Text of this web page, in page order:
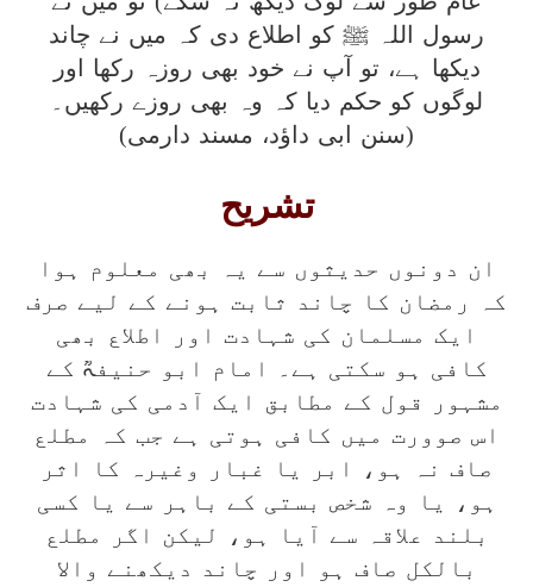
رسول اللہ ﷺ کو اطلاع دی کہ میں نے چاند
دیکھا ہے، تو آپ نے خود بھی روزہ رکھا اور
لوگوں کو حکم دیا کہ وہ بھی روزے رکھیں۔
(سنن ابی داؤد، مسند دارمی)
تشریح
ان دونوں حدیثوں سے یہ بھی معلوم ہوا
کہ رمضان کا چاند ثابت ہونے کے لیے صرف
ایک مسلمان کی شہادت اور اطلاع بھی
کافی ہو سکتی ہے۔ امام ابو حنیفہؒ کے
مشہور قول کے مطابق ایک آدمی کی شہادت
اس صوورت میں کافی ہوتی ہے جب کہ مطلع
صاف نہ ہو، ابر یا غبار وغیرہ کا اثر
ہو، یا وہ شخص بستی کے باہر سے یا کسی
بلند علاقہ سے آیا ہو، لیکن اگر مطلع
بالکل صاف ہو اور چاند دیکھنے والا